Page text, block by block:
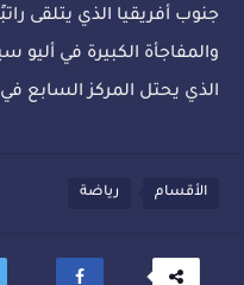
والمفاجأة الكبيرة في
الذي يحتل المركز السابع
الأقسام رياضة